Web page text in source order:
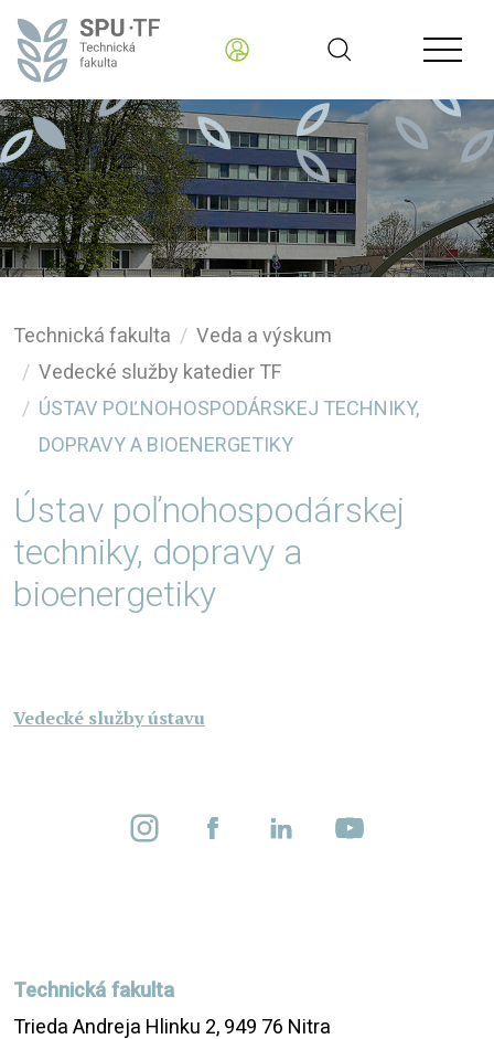
Technická fakulta
Veda a výskum
Vedecké služby katedier TF
ÚSTAV POĽNOHOSPODÁRSKEJ TECHNIKY,
DOPRAVY A BIOENERGETIKY
Ústav poľnohospodárskej
techniky, dopravy a
bioenergetiky
Vedecké služby ústavu
Technická fakulta
Trieda Andreja Hlinku 2, 949 76 Nitra